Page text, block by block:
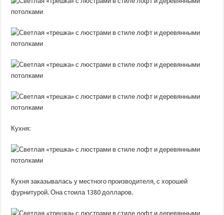
Кухня:
Кухня заказывалась у местного производителя, с хорошей
фурнитурой. Она стоила 1380 долларов.